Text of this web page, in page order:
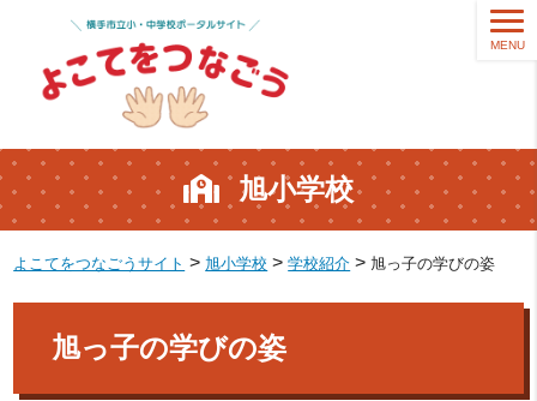
旭小学校
MENU
よこてをつなごうサイト >旭小学校 >学校紹介 >旭っ子の学びの姿
旭っ子の学びの姿